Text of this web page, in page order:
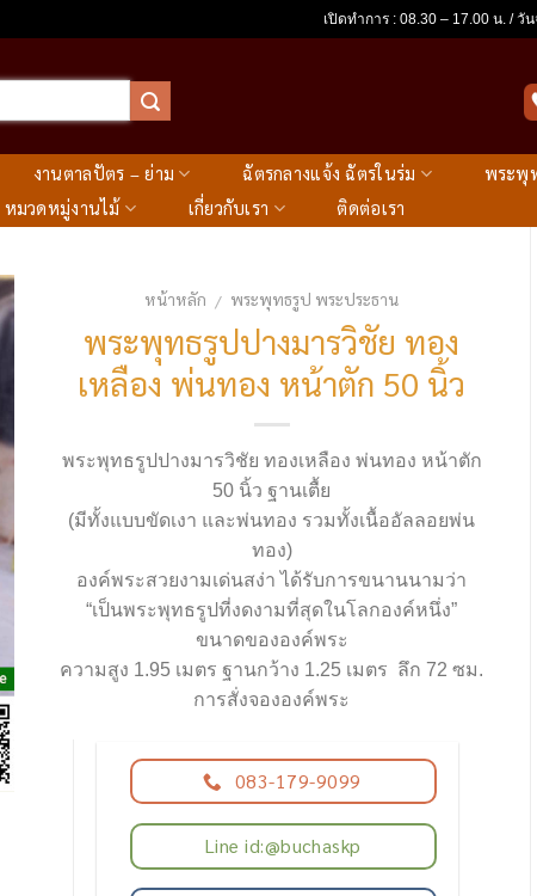
เปิดทำการ : 08.30 – 17.00 น. /
งานตาลปัตร – ย่าม ฉัตรกลางแจ้ง ฉัตรในร่ม พระพุ
หมวดหมู่งานไม้
เกี่ยวกับเรา ติดต่อเรา
หน้าหลัก / พระพุทธรูป พระประธาน
พระพุทธรูปปางมารวิชัย ทอง
เหลือง พ่นทอง หน้าตัก 50 นิ้ว
พระพุทธรูปปางมารวิชัย ทองเหลือง พ่นทอง หน้าตัก
50 นิ้ว ฐานเตื้ย
(มีทั้งแบบขัดเงา และพ่นทอง รวมทั้งเนื้ออัลลอยพ่น
ทอง)
องค์พระสวยงามเด่นสง่า ได้รับการขนานนามว่า
“เป็นพระพุทธรูปที่งดงามที่สุดในโลกองค์หนึ่ง”
ขนาดขององค์พระ
ความสูง 1.95 เมตร ฐานกว้าง 1.25 เมตร ลึก 72 ซม.
การสั่งจององค์พระ
083-179-9099
Line id:@buchaskp